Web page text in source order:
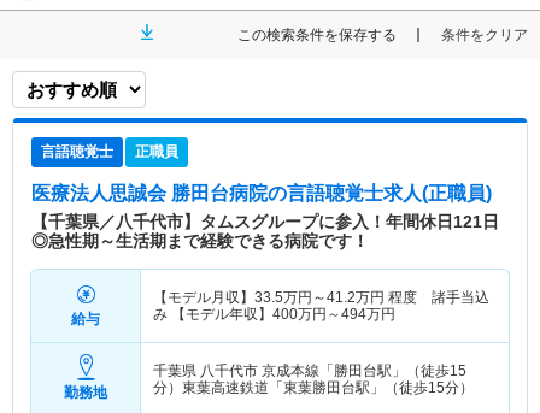
この検索条件を保存する 条件をクリア
言語聴覚士 正職員
医療法人思誠会 勝田台病院の言語聴覚士求人(正職員)
【千葉県／八千代市】タムスグループに参入！年間休日121日
◎急性期～生活期まで経験できる病院です！
給与
【モデル月収】 33.5万円～41.2万円 程度 諸手当込
み 【モデル年収】 400万円～494万円
勤務地
千葉県 八千代市 京成本線「勝田台駅」（徒歩15
分）東葉高速鉄道「東葉勝田台駅」（徒歩15分）